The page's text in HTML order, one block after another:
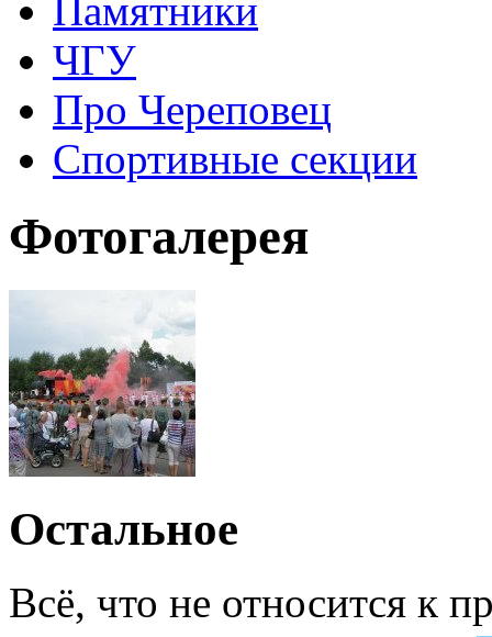
Памятники
ЧГУ
Про Череповец
Спортивные секции
Фотогалерея
Остальное
Всё, что не относится к